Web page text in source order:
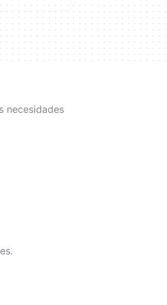
necesidades